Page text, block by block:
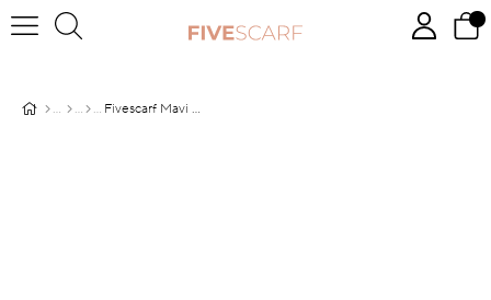
Fivescarf Mavi Twill Digital Eşarp